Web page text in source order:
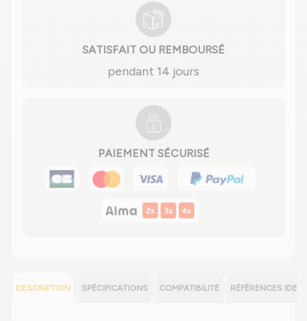
SATISFAIT OU REMBOURSÉ
pendant 14 jours
PAIEMENT SÉCURISÉ
DESCRIPTION SPÉCIFICATIONS COMPATIBILITÉ RÉFÉRENCES